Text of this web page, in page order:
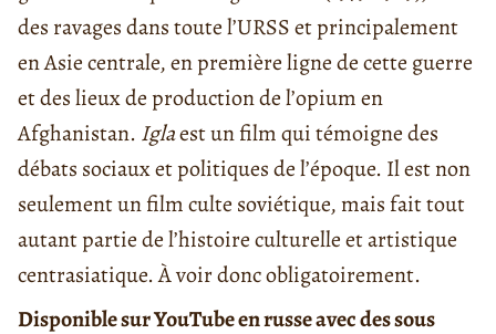
des ravages dans toute l’URSS et principalement
en Asie centrale, en première ligne de cette guerre
et des lieux de production de l’opium en
Afghanistan. Iglaest un film qui témoigne des
débats sociaux et politiques de l’époque. Il est non
seulement un film culte soviétique, mais fait tout
autant partie de l’histoire culturelle et artistique
centrasiatique. À voir donc obligatoirement.
Disponible sur YouTube en russe avec des sous